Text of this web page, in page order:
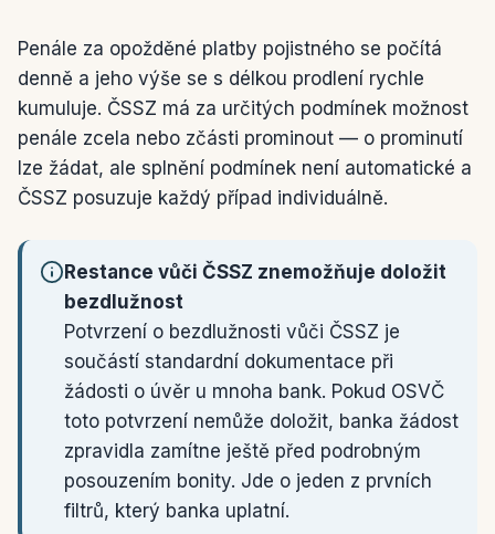
Penále za opožděné platby pojistného se počítá
denně a jeho výše se s délkou prodlení rychle
kumuluje. ČSSZ má za určitých podmínek možnost
penále zcela nebo zčásti prominout — o prominutí
lze žádat, ale splnění podmínek není automatické a
ČSSZ posuzuje každý případ individuálně.
Restance vůči ČSSZ znemožňuje doložit
bezdlužnost
Potvrzení o bezdlužnosti vůči ČSSZ je
součástí standardní dokumentace při
žádosti o úvěr u mnoha bank. Pokud OSVČ
toto potvrzení nemůže doložit, banka žádost
zpravidla zamítne ještě před podrobným
posouzením bonity. Jde o jeden z prvních
filtrů, který banka uplatní.